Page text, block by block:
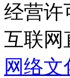
经营许
互联网
网络